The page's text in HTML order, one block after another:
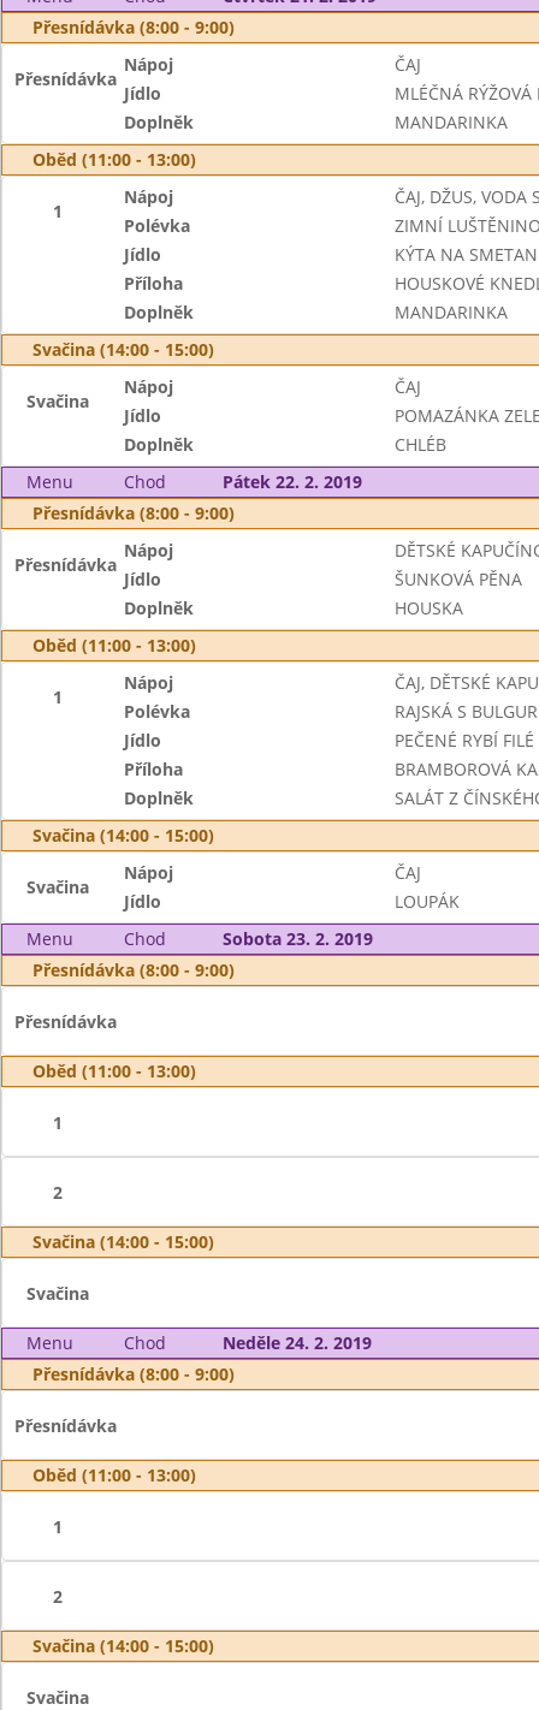
Přesnídávka (8:00 - 9:00)
Přesnídávka
Nápoj
ČAJ
Jídlo
MLÉČNÁ RÝŽOVÁ
Doplněk
MANDARINKA
Oběd (11:00 - 13:00)
1
Nápoj
ČAJ, DŽUS, VODA
Polévka
ZIMNÍ
Jídlo
KÝTA NA
Příloha
HOUSKOVÉ
Doplněk
MANDARINKA
Svačina (14:00 - 15:00)
Svačina
Nápoj
ČAJ
Jídlo
POMAZÁNKA
Doplněk
CHLÉB
Menu
Chod
Pátek 22. 2. 2019
Přesnídávka (8:00 - 9:00)
Přesnídávka
Nápoj
DĚTSKÉ
Jídlo
ŠUNKOVÁ PĚNA
Doplněk
HOUSKA
Oběd (11:00 - 13:00)
1
Nápoj
ČAJ, DĚTSKÉ
Polévka
RAJSKÁ S
Jídlo
PEČENÉ RYBÍ
Příloha
BRAMBOROVÁ
Doplněk
SALÁT Z
Svačina (14:00 - 15:00)
Svačina
Nápoj
ČAJ
Jídlo
LOUPÁK
Menu
Chod
Sobota 23. 2. 2019
Přesnídávka (8:00 - 9:00)
Přesnídávka
Oběd (11:00 - 13:00)
1
2
Svačina (14:00 - 15:00)
Svačina
Menu Chod
Neděle 24. 2. 2019
Přesnídávka (8:00 - 9:00)
Přesnídávka
Oběd (11:00 - 13:00)
1
2
Svačina (14:00 - 15:00)
Svačina